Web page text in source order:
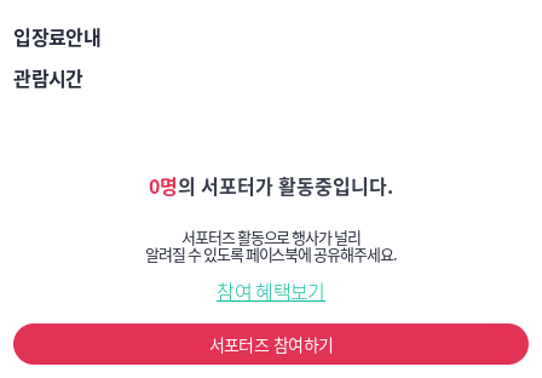
입장료안내
관람시간
0명의 서포터가 활동중입니다.
서포터즈 활동으로 행사가 널리
알려질 수 있도록 페이스북에 공유해주세요.
참여 혜택보기
서포터즈 참여하기